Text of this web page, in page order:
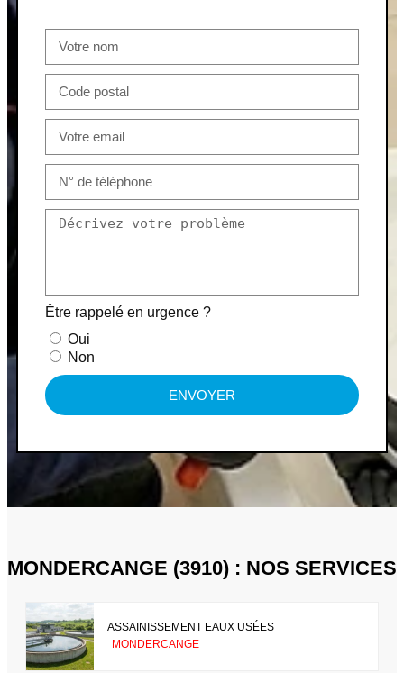
Être rappelé en urgence ?
Oui
Non
ENVOYER
MONDERCANGE (3910) : NOS SERVICES
ASSAINISSEMENT EAUX USÉES
MONDERCANGE